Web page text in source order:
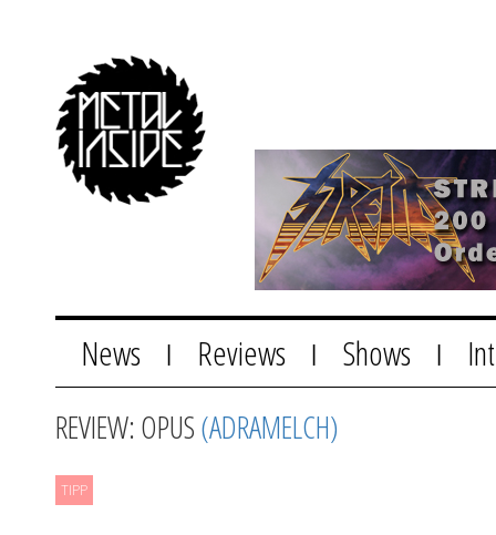
News Reviews Shows
REVIEW: OPUS(ADRAMELCH)
TIPP